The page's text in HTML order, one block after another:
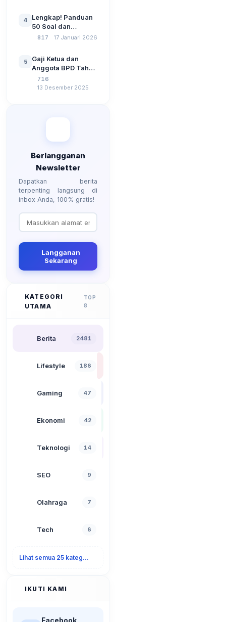
Kebangsaan, dan
Komputer Beserta
Jawaban Paling
4
Lengkap! Panduan
50 Soal dan
Jawaban Tes
Berdasarkan UU No
3 Tahun 2024
817 17 Januari 2026
5
Gaji Ketua dan
Anggota BPD Tahun
2026, Berapa
Besarannya? Ada
716
13 Desember 2025
Berlangganan
Newsletter
Dapatkan berita
terpenting langsung di
inbox Anda, 100% gratis!
Langganan
Sekarang
KATEGORI
UTAMA
TOP
8
Berita 2481
Lifestyle 186
Gaming 47
Ekonomi 42
Teknologi 14
SEO 9
Olahraga 7
Tech 6
Lihat semua 25 kategori
IKUTI KAMI